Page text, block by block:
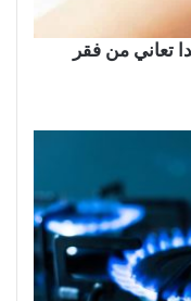
تعاني من فقر